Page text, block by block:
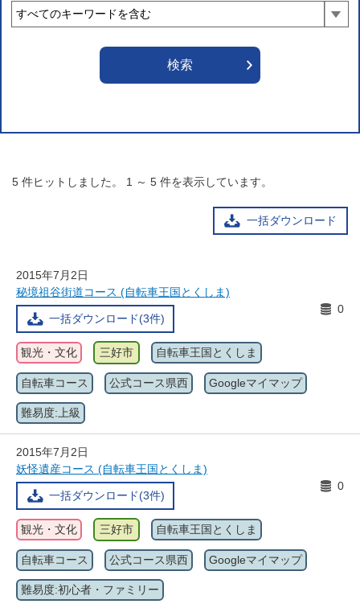
5 件ヒットしました。 1 ～ 5 件を表示しています。
一括ダウンロード
2015年7月2日
秘境祖谷街道コース (自転車王国とくしま)
一括ダウンロード(3件)
0
観光・文化 三好市 自転車王国とくしま
自転車コース 公式コース県西 Googleマイマップ
難易度:上級
2015年7月2日
妖怪遺産コース (自転車王国とくしま)
一括ダウンロード(3件)
0
観光・文化 三好市 自転車王国とくしま
自転車コース 公式コース県西 Googleマイマップ
難易度:初心者・ファミリー